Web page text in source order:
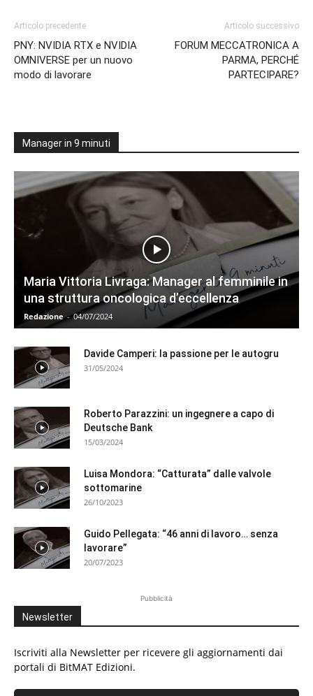
Articolo precedente
PNY: NVIDIA RTX e NVIDIA
OMNIVERSE per un nuovo
modo di lavorare
Articolo successivo
FORUM MECCATRONICA A
PARMA, PERCHÉ
PARTECIPARE?
Manager in 9 minuti
Maria Vittoria Livraga: Manager al femminile in
una struttura oncologica d’eccellenza
Redazione - 04/07/2024
Davide Camperi: la passione per le autogru
31/05/2024
Roberto Parazzini: un ingegnere a capo di
Deutsche Bank
15/03/2024
Luisa Mondora: “Catturata” dalle valvole
sottomarine
26/10/2023
Guido Pellegata: “46 anni di lavoro… senza
lavorare”
20/07/2023
Pubblicità
Newsletter
Iscriviti alla Newsletter per ricevere gli aggiornamenti dai
portali di BitMAT Edizioni.